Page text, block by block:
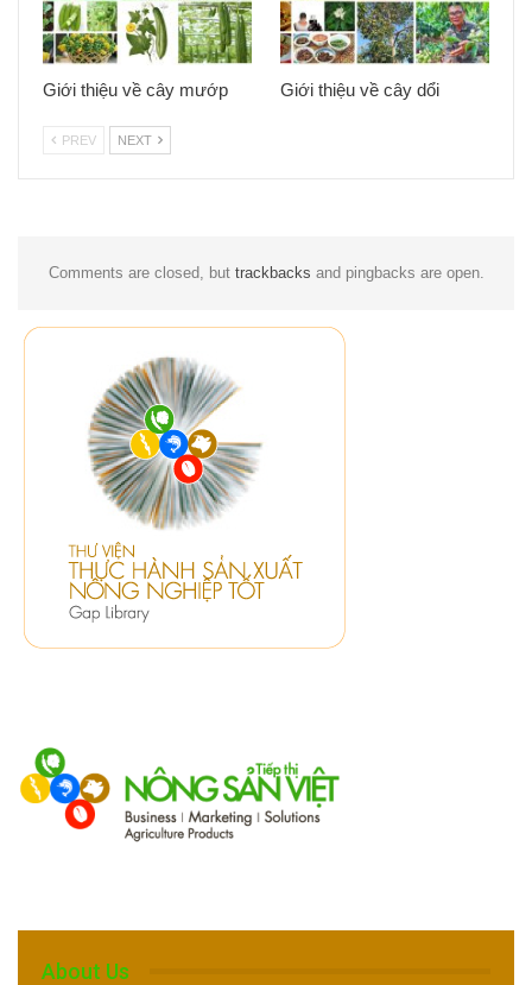
Giới thiệu về cây mướp Giới thiệu về cây dổi
PREV NEXT
Comments are closed, but trackbacks and pingbacks are open.
About Us